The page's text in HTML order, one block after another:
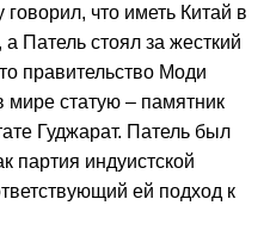
что иметь Китай в
Патель стоял за жесткий
правительство Моди
мире статую – памятник
Гуджарат. Патель был
партия индуистской
ей подход к